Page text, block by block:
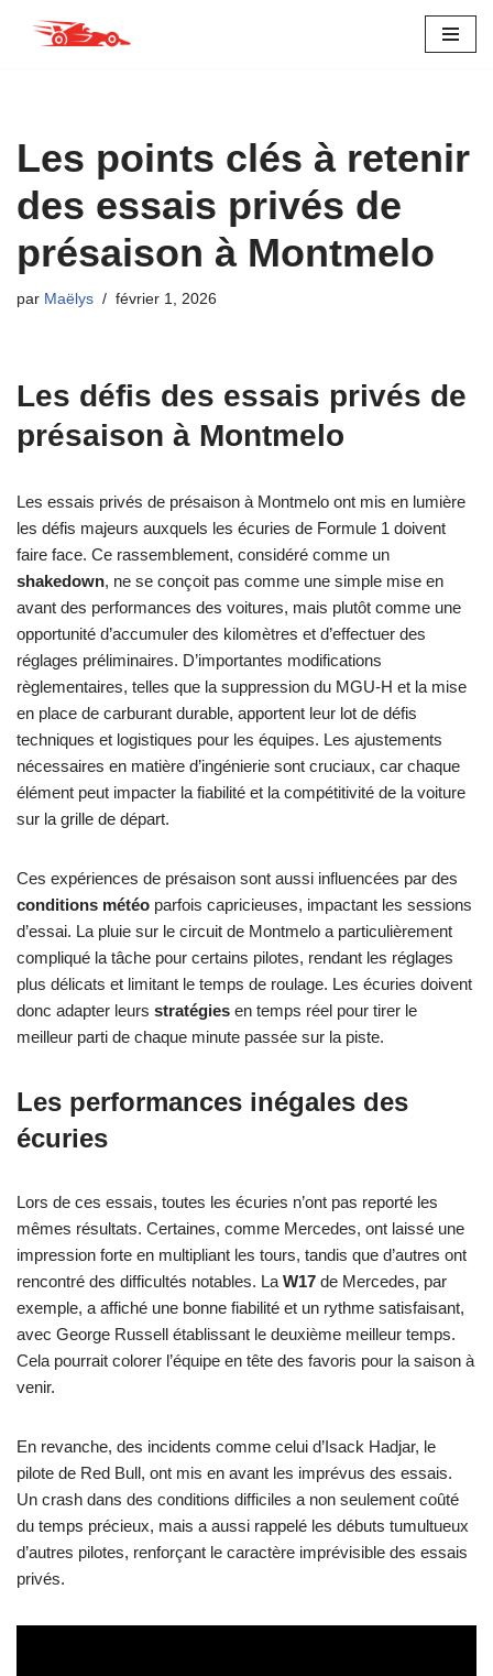
Les points clés à retenir
des essais privés de
présaison à Montmelo
par Maëlys février 1, 2026
Les défis des essais privés de
présaison à Montmelo
Les essais privés de présaison à Montmelo ont mis en lumière
les défis majeurs auxquels les écuries de Formule 1 doivent
faire face. Ce rassemblement, considéré comme un
shakedown, ne se conçoit pas comme une simple mise en
avant des performances des voitures, mais plutôt comme une
opportunité d’accumuler des kilomètres et d’effectuer des
réglages préliminaires. D’importantes modifications
règlementaires, telles que la suppression du MGU-H et la mise
en place de carburant durable, apportent leur lot de défis
techniques et logistiques pour les équipes. Les ajustements
nécessaires en matière d’ingénierie sont cruciaux, car chaque
élément peut impacter la fiabilité et la compétitivité de la voiture
sur la grille de départ.
Ces expériences de présaison sont aussi influencées par des
conditions météo parfois capricieuses, impactant les sessions
d’essai. La pluie sur le circuit de Montmelo a particulièrement
compliqué la tâche pour certains pilotes, rendant les réglages
plus délicats et limitant le temps de roulage. Les écuries doivent
donc adapter leurs stratégies en temps réel pour tirer le
meilleur parti de chaque minute passée sur la piste.
Les performances inégales des
écuries
Lors de ces essais, toutes les écuries n’ont pas reporté les
mêmes résultats. Certaines, comme Mercedes, ont laissé une
impression forte en multipliant les tours, tandis que d’autres ont
rencontré des difficultés notables. La W17 de Mercedes, par
exemple, a affiché une bonne fiabilité et un rythme satisfaisant,
avec George Russell établissant le deuxième meilleur temps.
Cela pourrait colorer l’équipe en tête des favoris pour la saison à
venir.
En revanche, des incidents comme celui d’Isack Hadjar, le
pilote de Red Bull, ont mis en avant les imprévus des essais.
Un crash dans des conditions difficiles a non seulement coûté
du temps précieux, mais a aussi rappelé les débuts tumultueux
d’autres pilotes, renforçant le caractère imprévisible des essais
privés.